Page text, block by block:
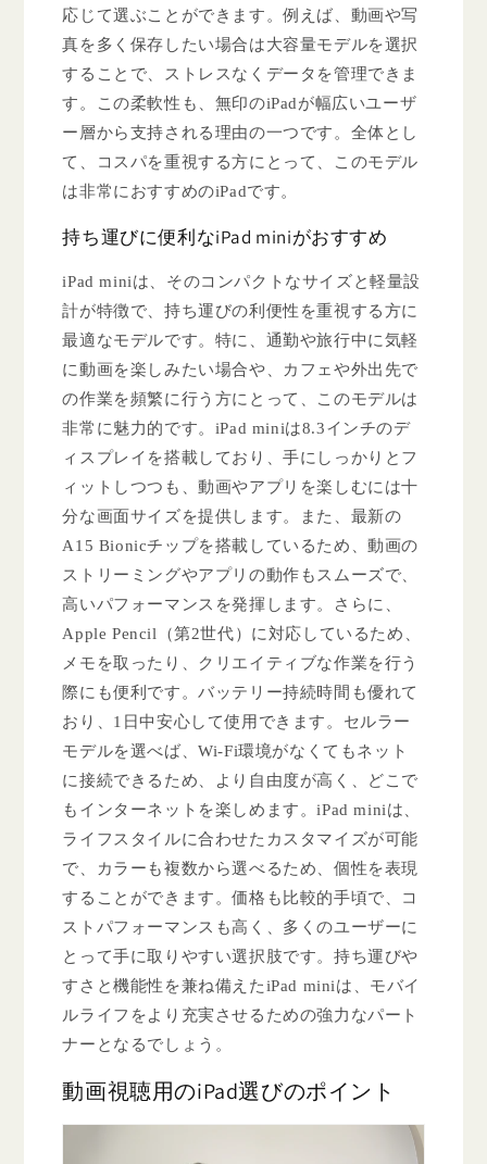
応じて選ぶことができます。例えば、動画や写
真を多く保存したい場合は大容量モデルを選択
することで、ストレスなくデータを管理できま
す。この柔軟性も、無印のiPadが幅広いユーザ
ー層から支持される理由の一つです。全体とし
て、コスパを重視する方にとって、このモデル
は非常におすすめのiPadです。
持ち運びに便利なiPad miniがおすすめ
iPad miniは、そのコンパクトなサイズと軽量設
計が特徴で、持ち運びの利便性を重視する方に
最適なモデルです。特に、通勤や旅行中に気軽
に動画を楽しみたい場合や、カフェや外出先で
の作業を頻繁に行う方にとって、このモデルは
非常に魅力的です。iPad miniは8.3インチのデ
ィスプレイを搭載しており、手にしっかりとフ
ィットしつつも、動画やアプリを楽しむには十
分な画面サイズを提供します。また、最新の
A15 Bionicチップを搭載しているため、動画の
ストリーミングやアプリの動作もスムーズで、
高いパフォーマンスを発揮します。さらに、
Apple Pencil（第2世代）に対応しているため、
メモを取ったり、クリエイティブな作業を行う
際にも便利です。バッテリー持続時間も優れて
おり、1日中安心して使用できます。セルラー
モデルを選べば、Wi-Fi環境がなくてもネット
に接続できるため、より自由度が高く、どこで
もインターネットを楽しめます。iPad miniは、
ライフスタイルに合わせたカスタマイズが可能
で、カラーも複数から選べるため、個性を表現
することができます。価格も比較的手頃で、コ
ストパフォーマンスも高く、多くのユーザーに
とって手に取りやすい選択肢です。持ち運びや
すさと機能性を兼ね備えたiPad miniは、モバイ
ルライフをより充実させるための強力なパート
ナーとなるでしょう。
動画視聴用のiPad選びのポイント